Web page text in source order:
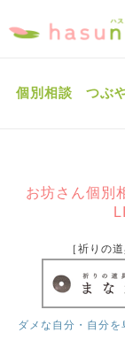
個別相談 つぶ
お坊さん個別
［祈りの
ダメな自分・自分を